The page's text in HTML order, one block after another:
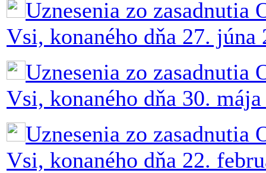
Uznesenia zo zasadnutia
Vsi, konaného dňa 27. júna
Uznesenia zo zasadnutia
Vsi, konaného dňa 30.
Uznesenia zo zasadnutia
Vsi, konaného dňa 22.